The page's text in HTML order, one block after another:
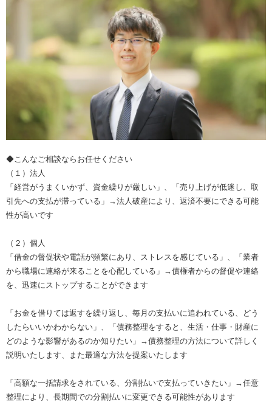
◆こんなご相談ならお任せください
（１）法人
「経営がうまくいかず、資金繰りが厳しい」、「売り上げが低迷し、取
引先への支払が滞っている」→法人破産により、返済不要にできる可能
性が高いです
（２）個人
「借金の督促状や電話が頻繁にあり、ストレスを感じている」、「業者
から職場に連絡が来ることを心配している」→債権者からの督促や連絡
を、迅速にストップすることができます
「お金を借りては返すを繰り返し、毎月の支払いに追われている、どう
したらいいかわからない」、「債務整理をすると、生活・仕事・財産に
どのような影響があるのか知りたい」→債務整理の方法について詳しく
説明いたします、また最適な方法を提案いたします
「高額な一括請求をされている、分割払いで支払っていきたい」→任意
整理により、長期間での分割払いに変更できる可能性があります